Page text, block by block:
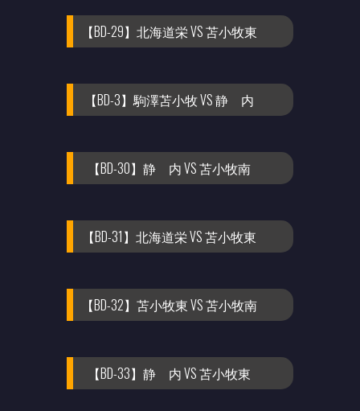
【BD-29】北海道栄 VS 苫小牧東
【BD-3】駒澤苫小牧 VS 静 内
【BD-30】静 内 VS 苫小牧南
【BD-31】北海道栄 VS 苫小牧東
【BD-32】苫小牧東 VS 苫小牧南
【BD-33】静 内 VS 苫小牧東